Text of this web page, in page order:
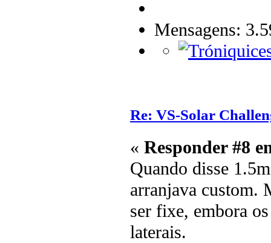
Mensagens:
Re: VS-Solar
« Responder #8
Quando disse
arranjava custom.
ser fixe, embora
laterais.